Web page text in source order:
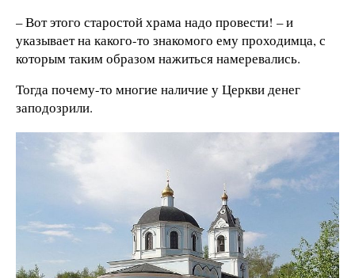
– Вот этого старостой храма надо провести! – и
указывает на какого-то знакомого ему проходимца, с
которым таким образом нажиться намеревались.
Тогда почему-то многие наличие у Церкви денег
заподозрили.